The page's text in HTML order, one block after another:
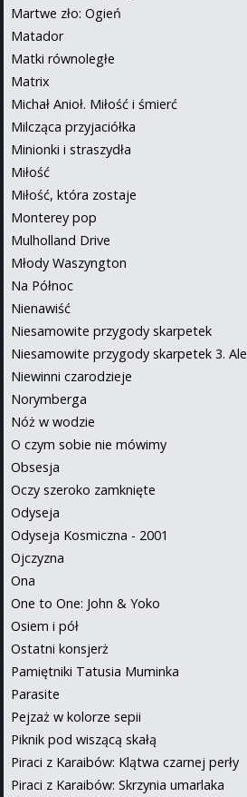
Martwe zło: Ogień
Matador
Matki równoległe
Matrix
Michał Anioł. Miłość i śmierć
Milcząca przyjaciółka
Minionki i straszydła
Miłość
Miłość, która zostaje
Monterey pop
Mulholland Drive
Młody Waszyngton
Na Północ
Nienawiść
Niesamowite przygody skarpetek
Niesamowite przygody skarpetek 3.
Niewinni czarodzieje
Norymberga
Nóż w wodzie
O czym sobie nie mówimy
Obsesja
Oczy szeroko zamknięte
Odyseja
Odyseja Kosmiczna - 2001
Ojczyzna
Ona
One to One: John & Yoko
Osiem i pół
Ostatni konsjerż
Pamiętniki Tatusia Muminka
Parasite
Pejzaż w kolorze sepii
Piknik pod wiszącą skałą
Piraci z Karaibów: Klątwa czarnej perły
Piraci z Karaibów: Skrzynia umarlaka